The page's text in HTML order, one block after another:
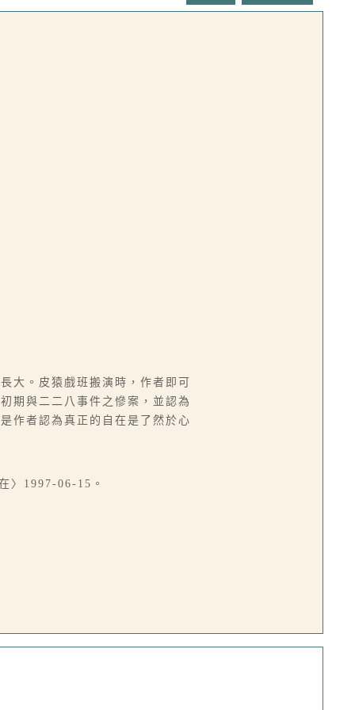
大。皮猿戲班搬演時，作者即可
期與二二八事件之慘案，並認為
作者認為真正的自在是了然於心
〉1997-06-15。